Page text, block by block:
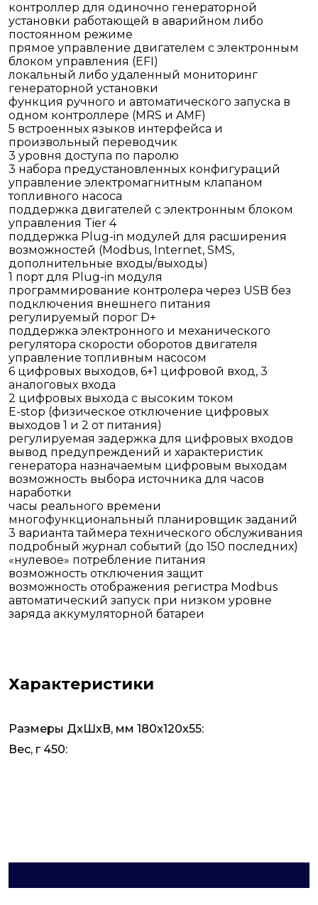
контроллер для одиночно генераторной
установки работающей в аварийном либо
постоянном режиме
прямое управление двигателем с электронным
блоком управления (EFI)
локальный либо удаленный мониторинг
генераторной установки
функция ручного и автоматического запуска в
одном контроллере (MRS и AMF)
5 встроенных языков интерфейса и
произвольный переводчик
3 уровня доступа по паролю
3 набора предустановленных конфигураций
управление электромагнитным клапаном
топливного насоса
поддержка двигателей с электронным блоком
управления Tier 4
поддержка Plug-in модулей для расширения
возможностей (Modbus, Internet, SMS,
дополнительные входы/выходы)
1 порт для Plug-in модуля
программирование контролера через USB без
подключения внешнего питания
регулируемый порог D+
поддержка электронного и механического
регулятора скорости оборотов двигателя
управление топливным насосом
6 цифровых выходов, 6+1 цифровой вход, 3
аналоговых входа
2 цифровых выхода с высоким током
E-stop (физическое отключение цифровых
выходов 1 и 2 от питания)
регулируемая задержка для цифровых входов
вывод предупреждений и характеристик
генератора назначаемым цифровым выходам
возможность выбора источника для часов
наработки
часы реального времени
многофункциональный планировщик заданий
3 варианта таймера технического обслуживания
подробный журнал событий (до 150 последних)
«нулевое» потребление питания
возможность отключения защит
возможность отображения регистра Modbus
автоматический запуск при низком уровне
заряда аккумуляторной батареи
Характеристики
Размеры ДxШxВ, мм 180x120x55:
Вес, г 450: